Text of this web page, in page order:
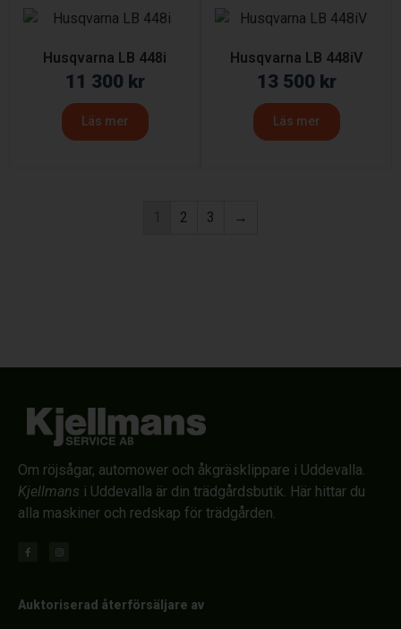
Husqvarna LB 448i
11 300 kr
Läs mer
Husqvarna LB 448iV
13 500 kr
Läs mer
1 2 3 →
Om röjsågar, automower och åkgräsklippare i Uddevalla.
Kjellmans i Uddevalla är din trädgårdsbutik. Här hittar du
alla maskiner och redskap för trädgården.
Auktoriserad återförsäljare av